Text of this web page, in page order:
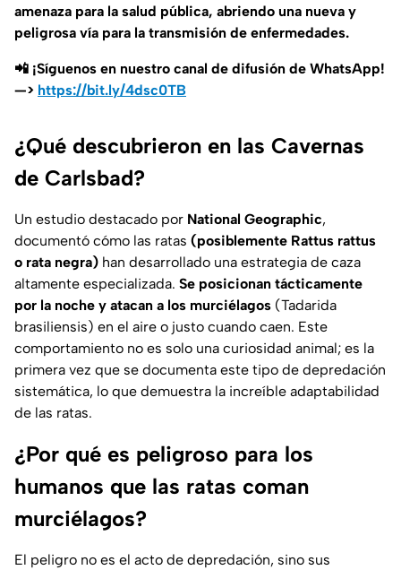
amenaza para la salud pública, abriendo una nueva y
peligrosa vía para la transmisión de enfermedades.
📲 ¡Síguenos en nuestro canal de difusión de WhatsApp!
—> https://bit.ly/4dsc0TB
¿Qué descubrieron en las Cavernas
de Carlsbad?
Un estudio destacado por National Geographic,
documentó cómo las ratas (posiblemente Rattus rattus
o rata negra) han desarrollado una estrategia de caza
altamente especializada. Se posicionan tácticamente
por la noche y atacan a los murciélagos (Tadarida
brasiliensis) en el aire o justo cuando caen. Este
comportamiento no es solo una curiosidad animal; es la
primera vez que se documenta este tipo de depredación
sistemática, lo que demuestra la increíble adaptabilidad
de las ratas.
¿Por qué es peligroso para los
humanos que las ratas coman
murciélagos?
El peligro no es el acto de depredación, sino sus